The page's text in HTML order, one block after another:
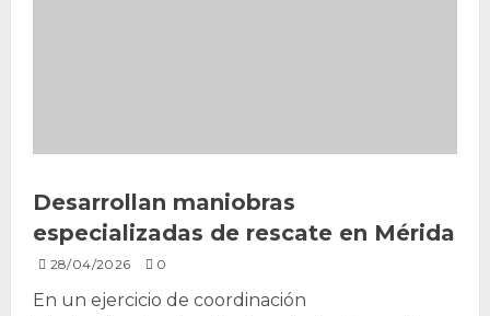
Desarrollan maniobras
especializadas de rescate en Mérida
28/04/2026 0
En un ejercicio de coordinación